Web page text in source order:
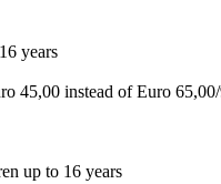
years
45,00 instead of Euro
up to 16 years